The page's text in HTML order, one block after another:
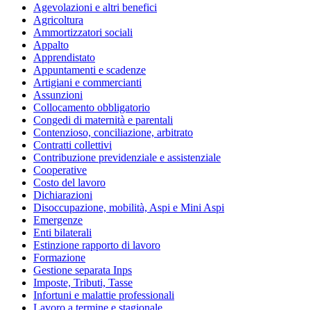
Agevolazioni e altri benefici
Agricoltura
Ammortizzatori sociali
Appalto
Apprendistato
Appuntamenti e scadenze
Artigiani e commercianti
Assunzioni
Collocamento obbligatorio
Congedi di maternità e parentali
Contenzioso, conciliazione, arbitrato
Contratti collettivi
Contribuzione previdenziale e assistenziale
Cooperative
Costo del lavoro
Dichiarazioni
Disoccupazione, mobilità, Aspi e Mini Aspi
Emergenze
Enti bilaterali
Estinzione rapporto di lavoro
Formazione
Gestione separata Inps
Imposte, Tributi, Tasse
Infortuni e malattie professionali
Lavoro a termine e stagionale